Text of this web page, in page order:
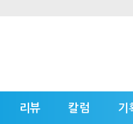
리뷰 칼럼 기